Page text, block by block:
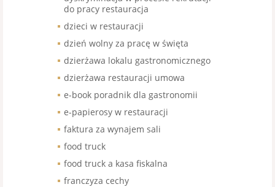
do pracy restauracja
dzieci w restauracji
dzień wolny za pracę w święta
dzierżawa lokalu gastronomicznego
dzierżawa restauracji umowa
e-book poradnik dla gastronomii
e-papierosy w restauracji
faktura za wynajem sali
food truck
food truck a kasa fiskalna
franczyza cechy